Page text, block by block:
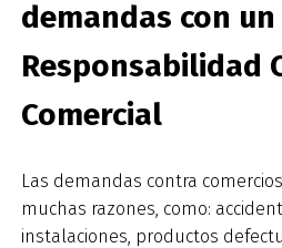
demandas con
Responsabilidad
Comercial
Las demandas contra
muchas razones, como:
instalaciones, productos